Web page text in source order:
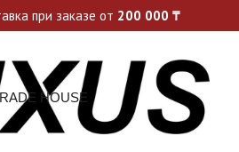
каждую неделю, не пропусти
HOUSE
при заказе от 200 000 ₸